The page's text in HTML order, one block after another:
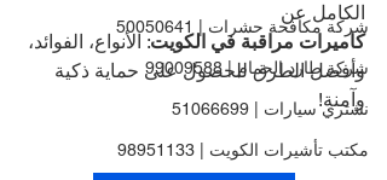
شركة مكافحة حشرات | 50050641
شركة طارد الحمام | 99009588
نشتري سيارات | 51066699
مكتب تأشيرات الكويت | 98951133
الكامل عن
كاميرات مراقبة في الكويت: الأنواع، الفوائد،
وأفضل الطرق للحصول على حماية ذكية
وآمنة!